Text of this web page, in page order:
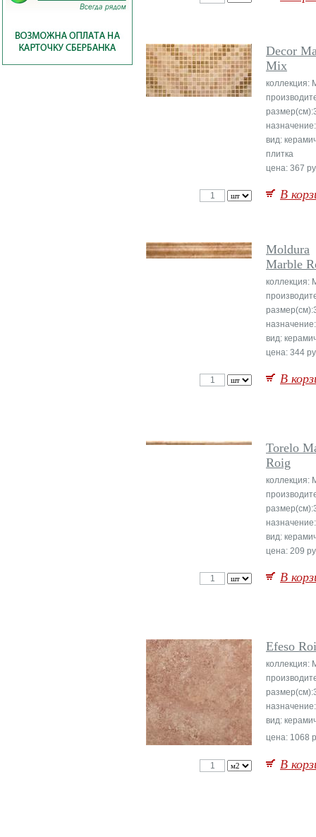
Decor
Mix
коллекция:
вид:
плитка
цена: 367
В
Moldura
Marble
коллекция:
вид:
цена: 344
В
Torelo
Roig
коллекция:
вид:
цена: 209
В
Efeso
коллекция:
вид:
цена: 1068
В